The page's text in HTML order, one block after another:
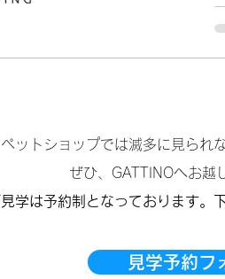
ペットショップでは滅多に見られ
ぜひ、GATTINOへお越
見学は予約制となっております。
見学予約フ